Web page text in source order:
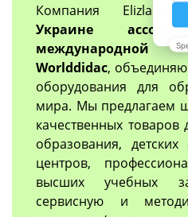
Компания Elizlabs
Украине
Worlddidac,
оборудования для
мира. Мы предлагаем
качественных
образования,
центров,
высших учебных
сервисную и